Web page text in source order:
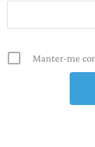
Manter-me